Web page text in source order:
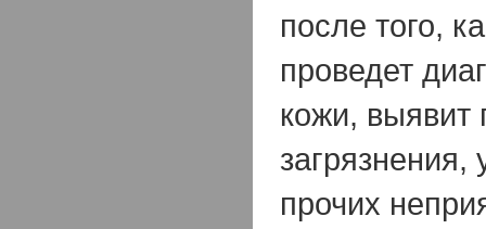
после того,
проведет
кожи, выявит
загрязнения,
прочих